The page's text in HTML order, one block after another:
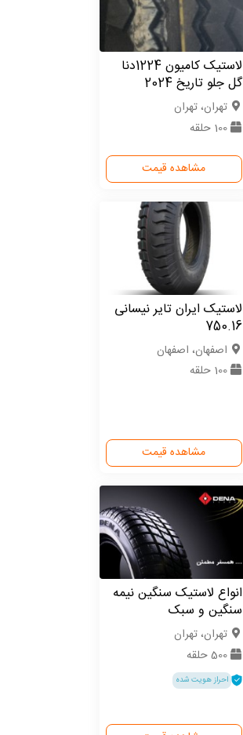
لاستیک کامیون 1224دنا
گل جلو تاریخ 2024
تهران، تهران
100 حلقه
مشاهده قیمت
لاستیک ایران تایر نیسانی
750.16
اصفهان، اصفهان
100 حلقه
مشاهده قیمت
انواع لاستیک سنگین نیمه
سنگین و سبک
تهران، تهران
500 حلقه
احراز هویت شده